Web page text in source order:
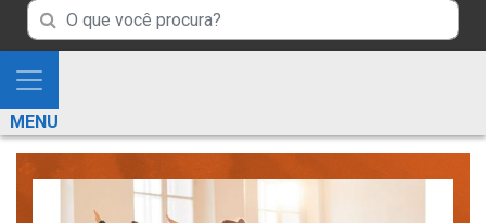
Campo
de
Busca
de
informações
Campo
de
de
informações
Mostra
e
Esconde
Menu
MENU